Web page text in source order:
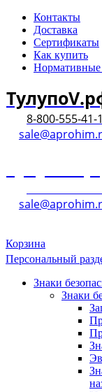
Контакты
Доставка
Сертификаты
Как купить
8-800-555-41-
Корзина
Персональный
Знаки
Знаки